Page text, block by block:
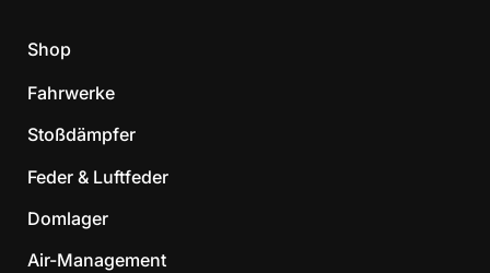
Shop
Fahrwerke
Stoßdämpfer
Feder & Luftfeder
Domlager
Air-Management